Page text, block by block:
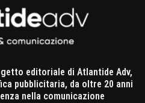
editoriale di Atlantide Adv,
pubblicitaria, da oltre 20 anni
nella comunicazione